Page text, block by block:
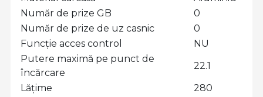
Număr de prize GB
0
Număr de prize de uz casnic
0
Funcție acces control
NU
Putere maximă pe punct de
încărcare
22.1
Lățime
280